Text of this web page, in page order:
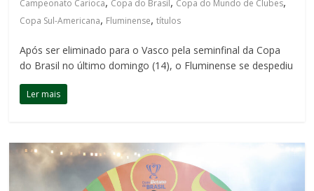
Campeonato Carioca Copa do Brasil Copa do Mundo de Clubes
Copa Sul-Americana, Fluminense,títulos
Após ser eliminado para o Vasco pela seminfinal da Copa
do Brasil no último domingo (14), o Fluminense se despediu
Ler mais